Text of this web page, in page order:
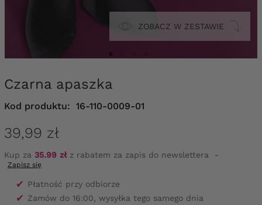
ZOBACZ W ZESTAWIE
Czarna apaszka
Kod produktu: 16-110-0009-01
39,99 zł
Kup za 35.99 złz rabatem za zapis do newslettera -
Zapisz się
✔ Płatność przy odbiorze
✔ Zamów do 16:00, wysyłka tego samego dnia